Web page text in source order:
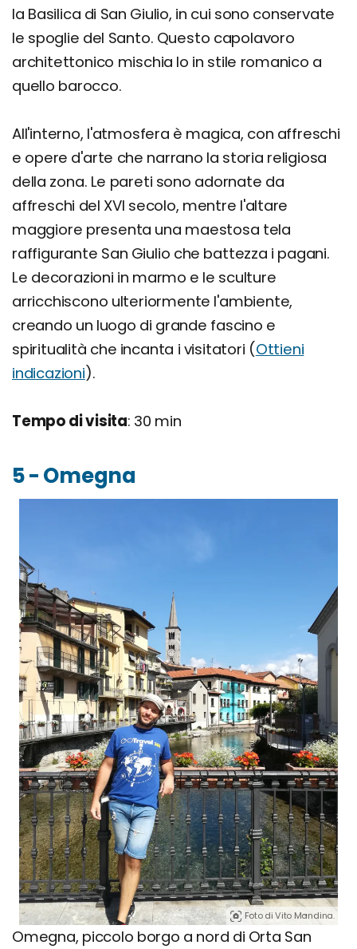
la Basilica di San Giulio, in cui sono conservate
le spoglie del Santo. Questo capolavoro
architettonico mischia lo in stile romanico a
quello barocco.
All'interno, l'atmosfera è magica, con affreschi
e opere d'arte che narrano la storia religiosa
della zona. Le pareti sono adornate da
affreschi del XVI secolo, mentre l'altare
maggiore presenta una maestosa tela
raffigurante San Giulio che battezza i pagani.
Le decorazioni in marmo e le sculture
arricchiscono ulteriormente l'ambiente,
creando un luogo di grande fascino e
spiritualità che incanta i visitatori (Ottieni
indicazioni).
Tempo di visita: 30 min
5 - Omegna
Foto di Vito Mandina.
Omegna, piccolo borgo a nord di Orta San